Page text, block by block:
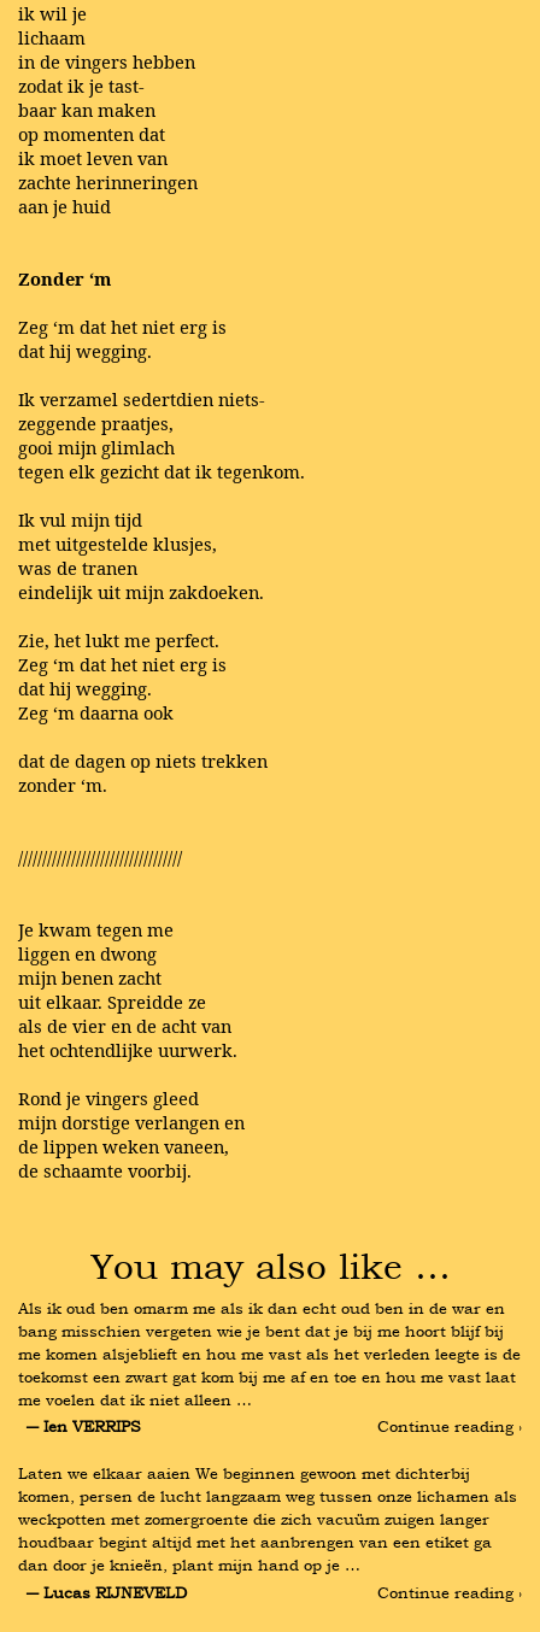
ik wil je
lichaam
in de vingers hebben
zodat ik je tast-
baar kan maken
op momenten dat
ik moet leven van
zachte herinneringen
aan je huid
Zonder ‘m
Zeg ‘m dat het niet erg is
dat hij wegging.
Ik verzamel sedertdien niets-
zeggende praatjes,
gooi mijn glimlach
tegen elk gezicht dat ik tegenkom.
Ik vul mijn tijd
met uitgestelde klusjes,
was de tranen
eindelijk uit mijn zakdoeken.
Zie, het lukt me perfect.
Zeg ‘m dat het niet erg is
dat hij wegging.
Zeg ‘m daarna ook
dat de dagen op niets trekken
zonder ‘m.
//////////////////////////////////
Je kwam tegen me
liggen en dwong
mijn benen zacht
uit elkaar. Spreidde ze
als de vier en de acht van
het ochtendlijke uurwerk.
Rond je vingers gleed
mijn dorstige verlangen en
de lippen weken vaneen,
de schaamte voorbij.
You may also like …
Als ik oud ben omarm me als ik dan echt oud ben in de war en
bang misschien vergeten wie je bent dat je bij me hoort blijf bij
me komen alsjeblieft en hou me vast als het verleden leegte is de
toekomst een zwart gat kom bij me af en toe en hou me vast laat
me voelen dat ik niet alleen …
― Ien VERRIPS
Continue reading ›
Laten we elkaar aaien We beginnen gewoon met dichterbij
komen, persen de lucht langzaam weg tussen onze lichamen als
weckpotten met zomergroente die zich vacuüm zuigen langer
houdbaar begint altijd met het aanbrengen van een etiket ga
dan door je knieën, plant mijn hand op je …
― Lucas RIJNEVELD
Continue reading ›